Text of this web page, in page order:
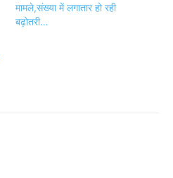
मामले,संख्या में लगातार हो रही
बढ़ोतरी…